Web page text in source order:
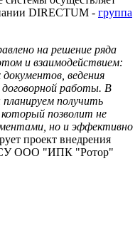
DIRECTUM - группа
на решение ряда
и взаимодействием:
ведения
договорной работы. В
получить
позволит не
но и эффективно
проект внедрения
ООО "ИПК "Ротор"